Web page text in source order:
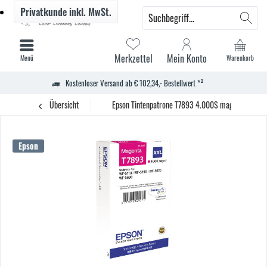
Kostenloser Versand ab € 102,34,- Bestellwert *²
Warenkorb
Merkzettel Mein Konto
Privatkundeinkl. MwSt.
Menü
Übersicht Epson Tintenpatrone T7893 4.000S magenta
Epson